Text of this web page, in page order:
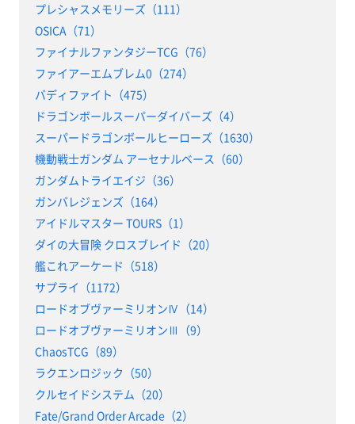
プレシャスメモリーズ（111）
OSICA（71）
ファイナルファンタジーTCG（76）
ファイアーエムブレム0（274）
バディファイト（475）
ドラゴンボールスーパーダイバーズ（4）
スーパードラゴンボールヒーローズ（1630）
機動戦士ガンダム アーセナルベース（60）
ガンダムトライエイジ（36）
ガンバレジェンズ（164）
アイドルマスター TOURS（1）
ダイの大冒険 クロスブレイド（20）
艦これアーケード（518）
サプライ（1172）
ロードオブヴァーミリオンⅣ（14）
ロードオブヴァーミリオンⅢ（9）
ChaosTCG（89）
ラクエンロジック（50）
クルセイドシステム（20）
Fate/Grand Order Arcade（2）